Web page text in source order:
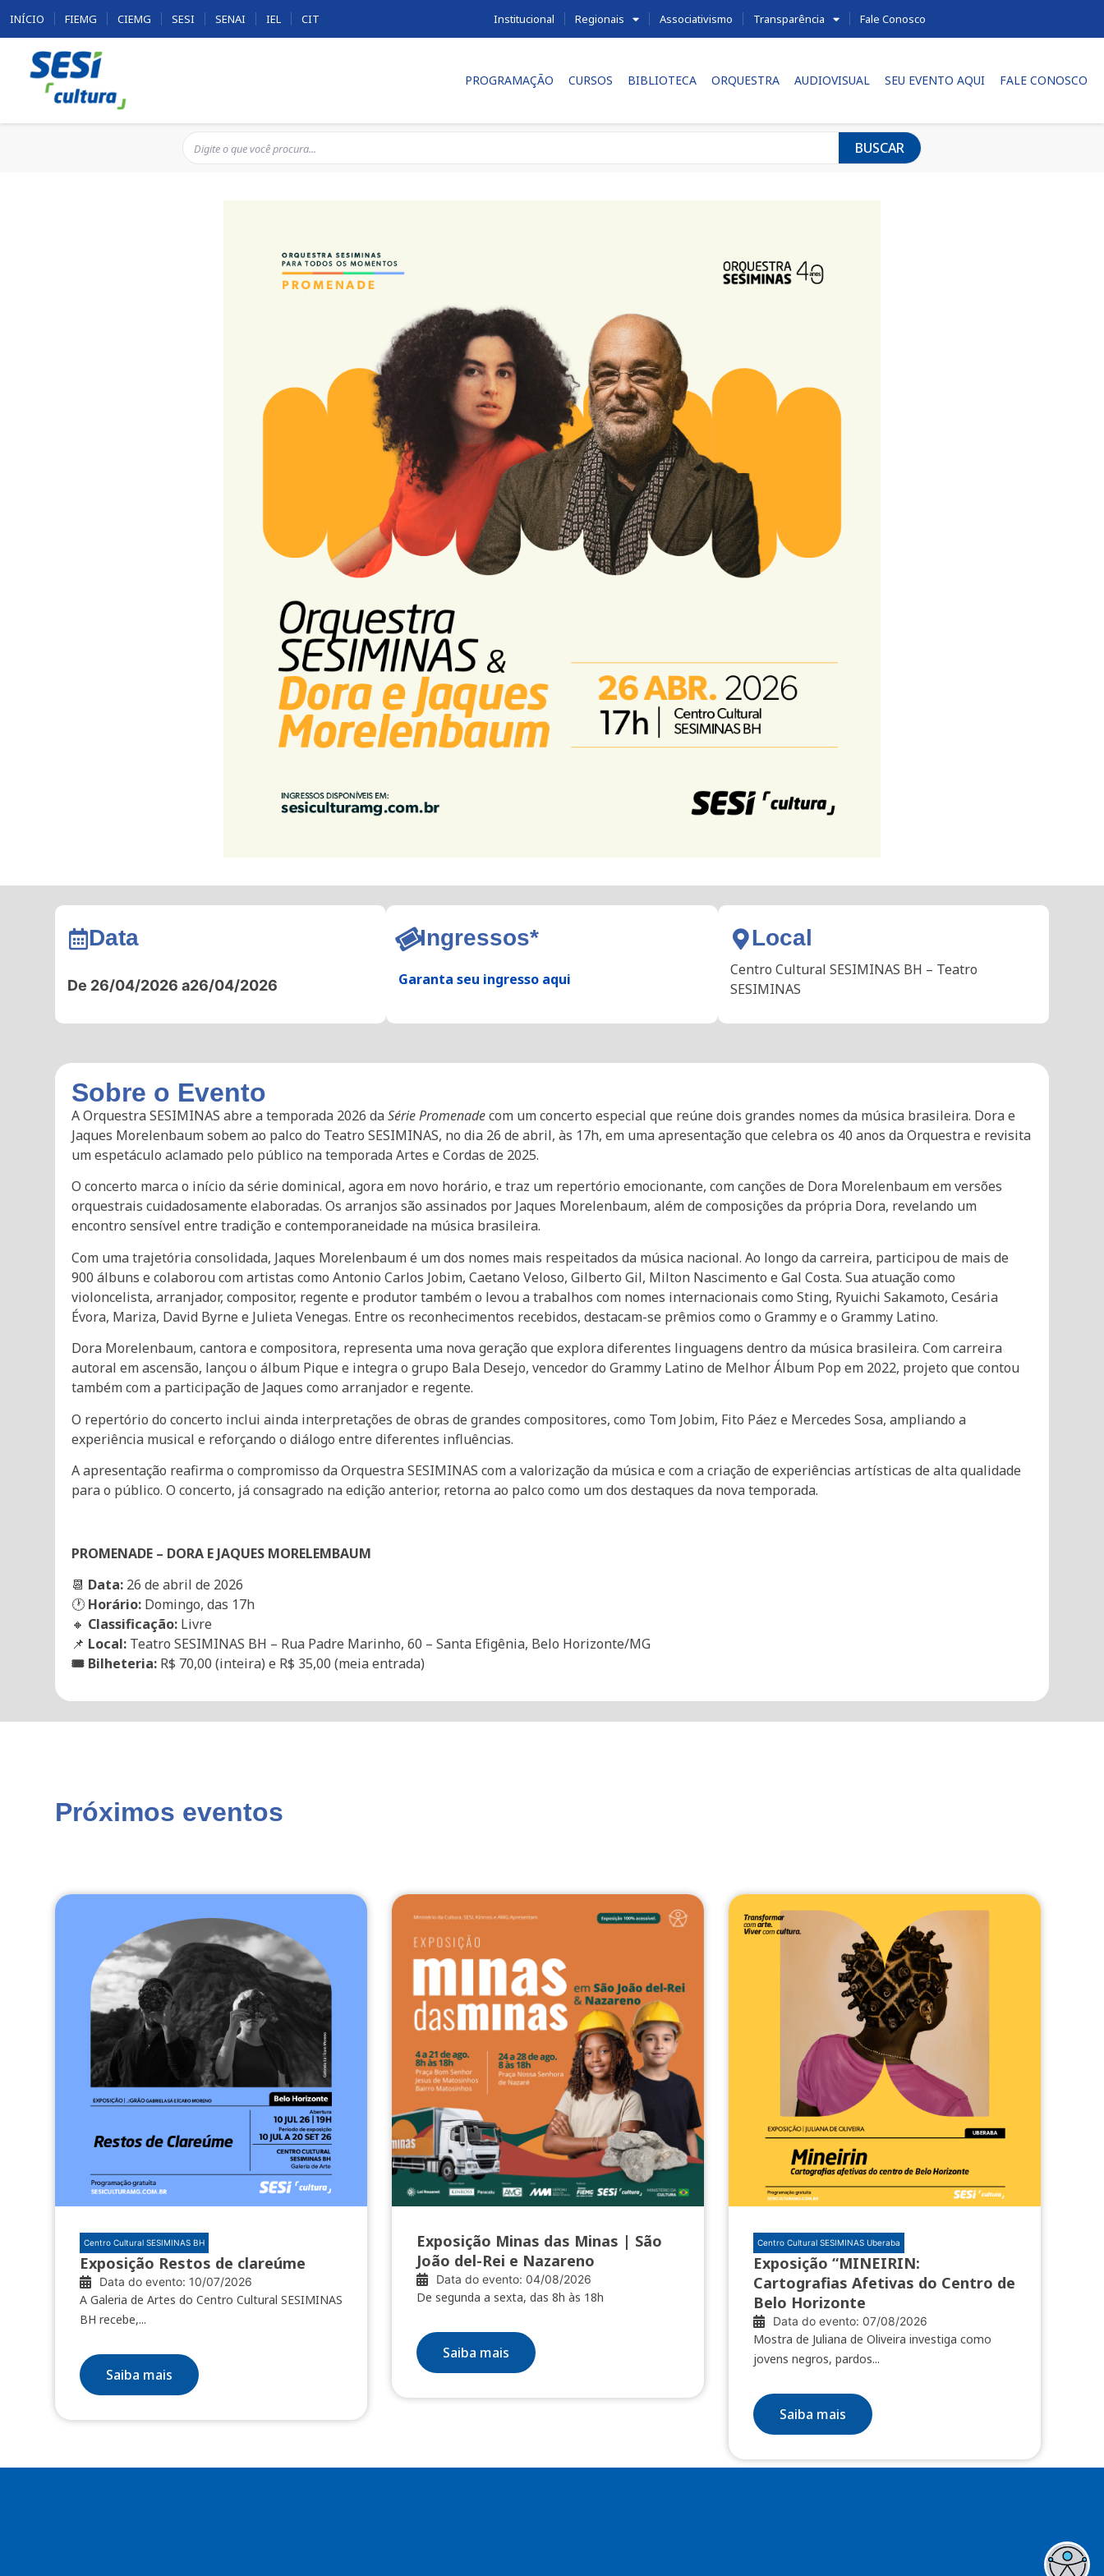
INÍCIO FIEMG CIEMG SESI SENAI IEL CIT Institucional Regionais Associativismo Transparência Fale Conosco
PROGRAMAÇÃO CURSOS BIBLIOTECA ORQUESTRA AUDIOVISUAL SEU EVENTO AQUI FALE CONOSCO
BUSCAR
Data
De 26/04/2026 a26/04/2026
Ingressos*
Garanta seu ingresso aqui
Local
Centro Cultural SESIMINAS BH – Teatro
SESIMINAS
Sobre o Evento
A Orquestra SESIMINAS abre a temporada 2026 daSérie Promenadecom um concerto especial que reúne dois grandes nomes da música brasileira. Dora e
Jaques Morelenbaum sobem ao palco do Teatro SESIMINAS, no dia 26 de abril, às 17h, em uma apresentação que celebra os 40 anos da Orquestra e revisita
um espetáculo aclamado pelo público na temporada Artes e Cordas de 2025.
O concerto marca o início da série dominical, agora em novo horário, e traz um repertório emocionante, com canções de Dora Morelenbaum em versões
orquestrais cuidadosamente elaboradas. Os arranjos são assinados por Jaques Morelenbaum, além de composições da própria Dora, revelando um
encontro sensível entre tradição e contemporaneidade na música brasileira.
Com uma trajetória consolidada, Jaques Morelenbaum é um dos nomes mais respeitados da música nacional. Ao longo da carreira, participou de mais de
900 álbuns e colaborou com artistas como Antonio Carlos Jobim, Caetano Veloso, Gilberto Gil, Milton Nascimento e Gal Costa. Sua atuação como
violoncelista, arranjador, compositor, regente e produtor também o levou a trabalhos com nomes internacionais como Sting, Ryuichi Sakamoto, Cesária
Évora, Mariza, David Byrne e Julieta Venegas. Entre os reconhecimentos recebidos, destacam-se prêmios como o Grammy e o Grammy Latino.
Dora Morelenbaum, cantora e compositora, representa uma nova geração que explora diferentes linguagens dentro da música brasileira. Com carreira
autoral em ascensão, lançou o álbum Pique e integra o grupo Bala Desejo, vencedor do Grammy Latino de Melhor Álbum Pop em 2022, projeto que contou
também com a participação de Jaques como arranjador e regente.
O repertório do concerto inclui ainda interpretações de obras de grandes compositores, como Tom Jobim, Fito Páez e Mercedes Sosa, ampliando a
experiência musical e reforçando o diálogo entre diferentes influências.
A apresentação reafirma o compromisso da Orquestra SESIMINAS com a valorização da música e com a criação de experiências artísticas de alta qualidade
para o público. O concerto, já consagrado na edição anterior, retorna ao palco como um dos destaques da nova temporada.
PROMENADE – DORA E JAQUES MORELEMBAUM
📆 Data: 26 de abril de 2026
🕐 Horário: Domingo, das 17h
🔸 Classificação: Livre
📌 Local: Teatro SESIMINAS BH – Rua Padre Marinho, 60 – Santa Efigênia, Belo Horizonte/MG
🎟️ Bilheteria: R$ 70,00 (inteira) e R$ 35,00 (meia entrada)
Próximos eventos
Centro Cultural SESIMINAS BH
Exposição Restos de clareúme
Data do evento: 10/07/2026
A Galeria de Artes do Centro Cultural SESIMINAS
BH recebe,...
Saiba mais
Exposição Minas das Minas | São
João del-Rei e Nazareno
Data do evento: 04/08/2026
De segunda a sexta, das 8h às 18h
Saiba mais
Centro Cultural SESIMINAS Uberaba
Exposição “MINEIRIN:
Cartografias Afetivas do Centro de
Belo Horizonte
Data do evento: 07/08/2026
Mostra de Juliana de Oliveira investiga como
jovens negros, pardos...
Saiba mais